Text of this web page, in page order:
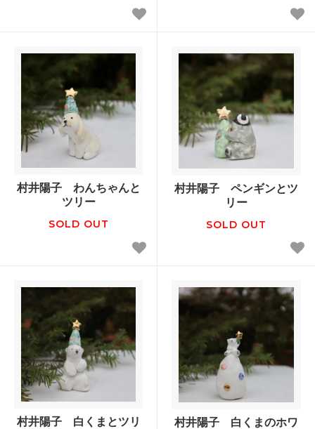
村井陽子 わんちゃんと
ツリー
SOLD OUT
村井陽子 ペンギンとツ
リー
SOLD OUT
村井陽子 白くまとツリ
村井陽子 白くまのホワ